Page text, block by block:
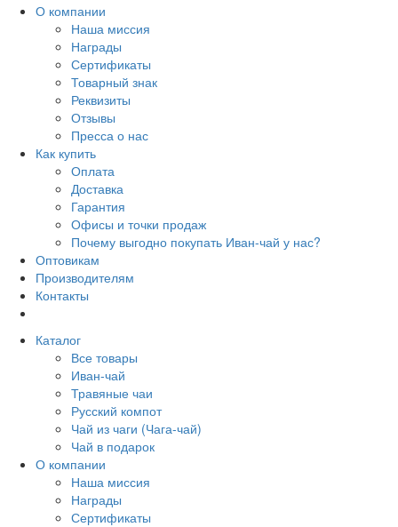
О компании
Наша миссия
Награды
Сертификаты
Товарный знак
Реквизиты
Отзывы
Пресса о нас
Как купить
Оплата
Доставка
Гарантия
Офисы и точки продаж
Почему выгодно покупать Иван-чай у нас?
Оптовикам
Производителям
Контакты
Каталог
Все товары
Иван-чай
Травяные чаи
Русский компот
Чай из чаги (Чага-чай)
Чай в подарок
О компании
Наша миссия
Награды
Сертификаты